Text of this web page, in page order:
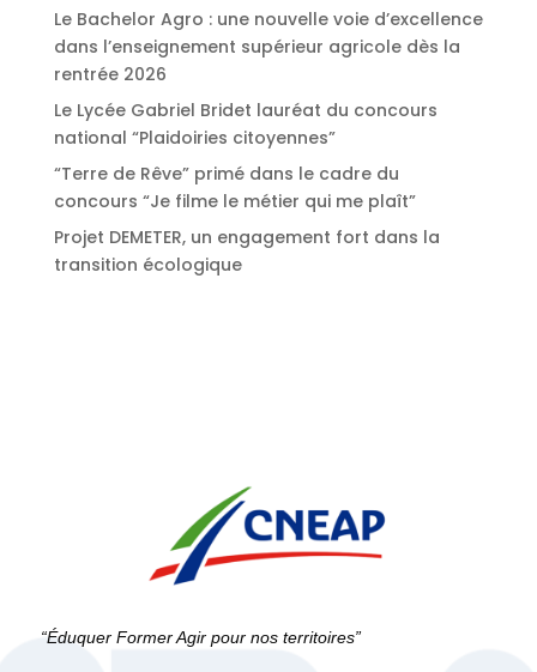
Le Bachelor Agro : une nouvelle voie d’excellence
dans l’enseignement supérieur agricole dès la
rentrée 2026
Le Lycée Gabriel Bridet lauréat du concours
national “Plaidoiries citoyennes”
“Terre de Rêve” primé dans le cadre du
concours “Je filme le métier qui me plaît”
Projet DEMETER, un engagement fort dans la
transition écologique
“Éduquer Former Agir pour nos territoires”